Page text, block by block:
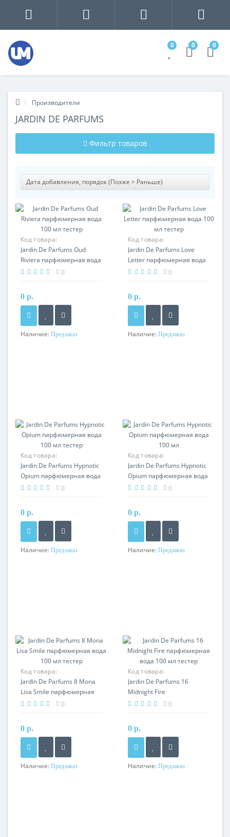
0 0 0
Производители
JARDIN DE PARFUMS
Фильтр товаров
Код товара:
Jardin De Parfums Oud
Riviera парфюмерная вода
100 мл тестер0
0 р.
Наличие: Предзаказ
Код товара:
Jardin De Parfums Love
Letter парфюмерная вода
100 мл тестер0
0 р.
Наличие: Предзаказ
Код товара:
Jardin De Parfums Hypnotic
Opium парфюмерная вода
100 мл тестер0
0 р.
Наличие: Предзаказ
Код товара:
Jardin De Parfums Hypnotic
Opium парфюмерная вода
100 мл
0
0 р.
Наличие: Предзаказ
Код товара:
Jardin De Parfums 8 Mona
Lisa Smile парфюмерная
вода 100 мл тестер
0
0 р.
Наличие: Предзаказ
Код товара:
Jardin De Parfums 16
Midnight Fire
парфюмерная вода 100 мл
0
0 р.
Наличие: Предзаказ